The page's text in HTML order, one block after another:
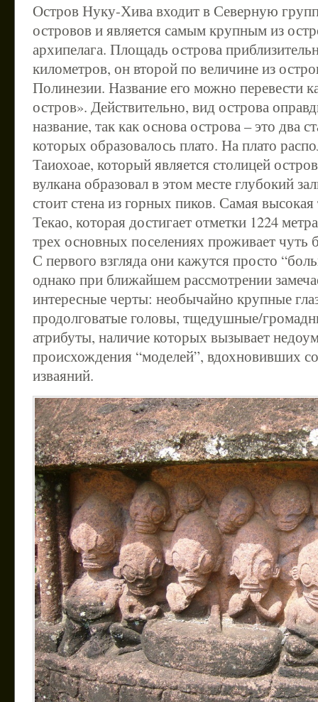
Остров Нуку-Хива входит в Северную
островов и является самым крупным из
архипелага. Площадь острова
километров, он второй по величине из
Полинезии. Название его можно перевести
остров». Действительно, вид острова
название, так как основа острова – это два
которых образовалось плато. На плато
Таиохоае, который является столицей
вулкана образовал в этом месте глубокий
стоит стена из горных пиков. Самая высокая
Текао, которая достигает отметки 1224
трех основных поселениях проживает чуть
С первого взгляда они кажутся просто
однако при ближайшем рассмотрении
интересные черты: необычайно крупные
продолговатые головы, тщедушные/
атрибуты, наличие которых вызывает
происхождения “моделей”, вдохновивших
изваяний.